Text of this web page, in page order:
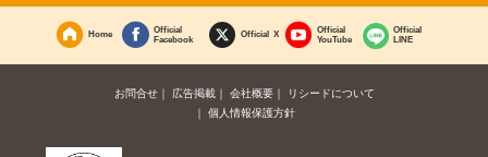
Home
Official
Facebook
Official X
Official
YouTube
Official
LINE
お問合せ 広告掲載 会社概要
リシードについて
個人情報保護方針